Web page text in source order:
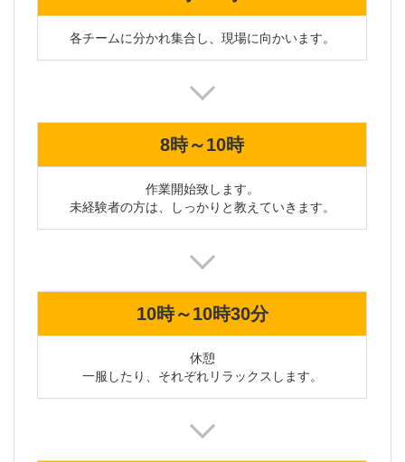
各チームに分かれ集合し、現場に向かいます。
8時～10時
作業開始致します。
未経験者の方は、しっかりと教えていきます。
10時～10時30分
休憩
一服したり、それぞれリラックスします。